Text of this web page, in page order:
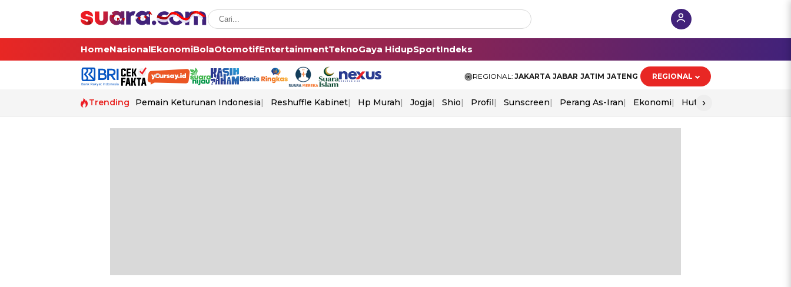
HomeNasionalEkonomiBolaOtomotifEntertainmentTeknoGaya HidupSportIndeks
REGIONAL: JAKARTA JABAR JATIM JATENG REGIONAL
Trending Pemain Keturunan Indonesia Reshuffle Kabinet Hp Murah Jogja Shio Profil Sunscreen Perang As-Iran Ekonomi Hut Ri
›